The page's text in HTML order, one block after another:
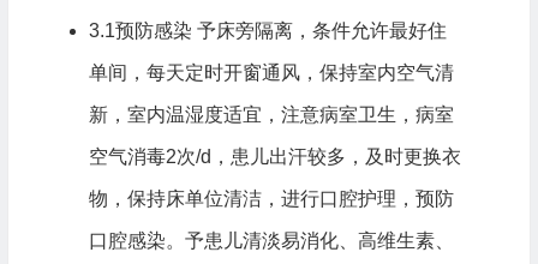
3.1预防感染 予床旁隔离，条件允许最好住
单间，每天定时开窗通风，保持室内空气清
新，室内温湿度适宜，注意病室卫生，病室
空气消毒2次/d，患儿出汗较多，及时更换衣
物，保持床单位清洁，进行口腔护理，预防
口腔感染。予患儿清淡易消化、高维生素、